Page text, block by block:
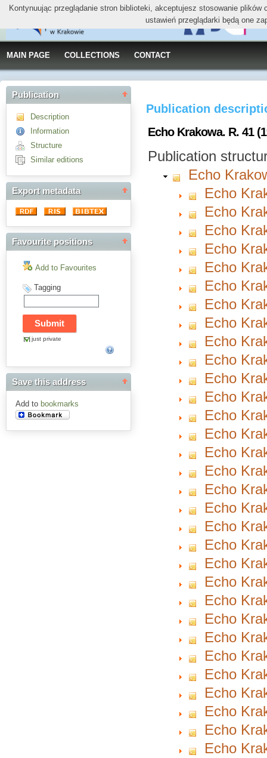
MAIN PAGE COLLECTIONS CONTACT
Publication
Description
Information
Structure
Similar editions
Export metadata
Favourite positions
Add to Favourites
Tagging
just private
Save this address
Add to bookmarks
Publication
Echo Krakowa. R. 41
Publication
Echo
Echo
Echo
Echo
Echo
Echo
Echo
Echo
Echo
Echo
Echo
Echo
Echo
Echo
Echo
Echo
Echo
Echo
Echo
Echo
Echo
Echo
Echo
Echo
Echo
Echo
Echo
Echo
Echo
Echo
Echo
Echo
Kontynuując przeglądanie stron biblioteki, akceptujesz stosowanie
ustawień przeglądarki będą one